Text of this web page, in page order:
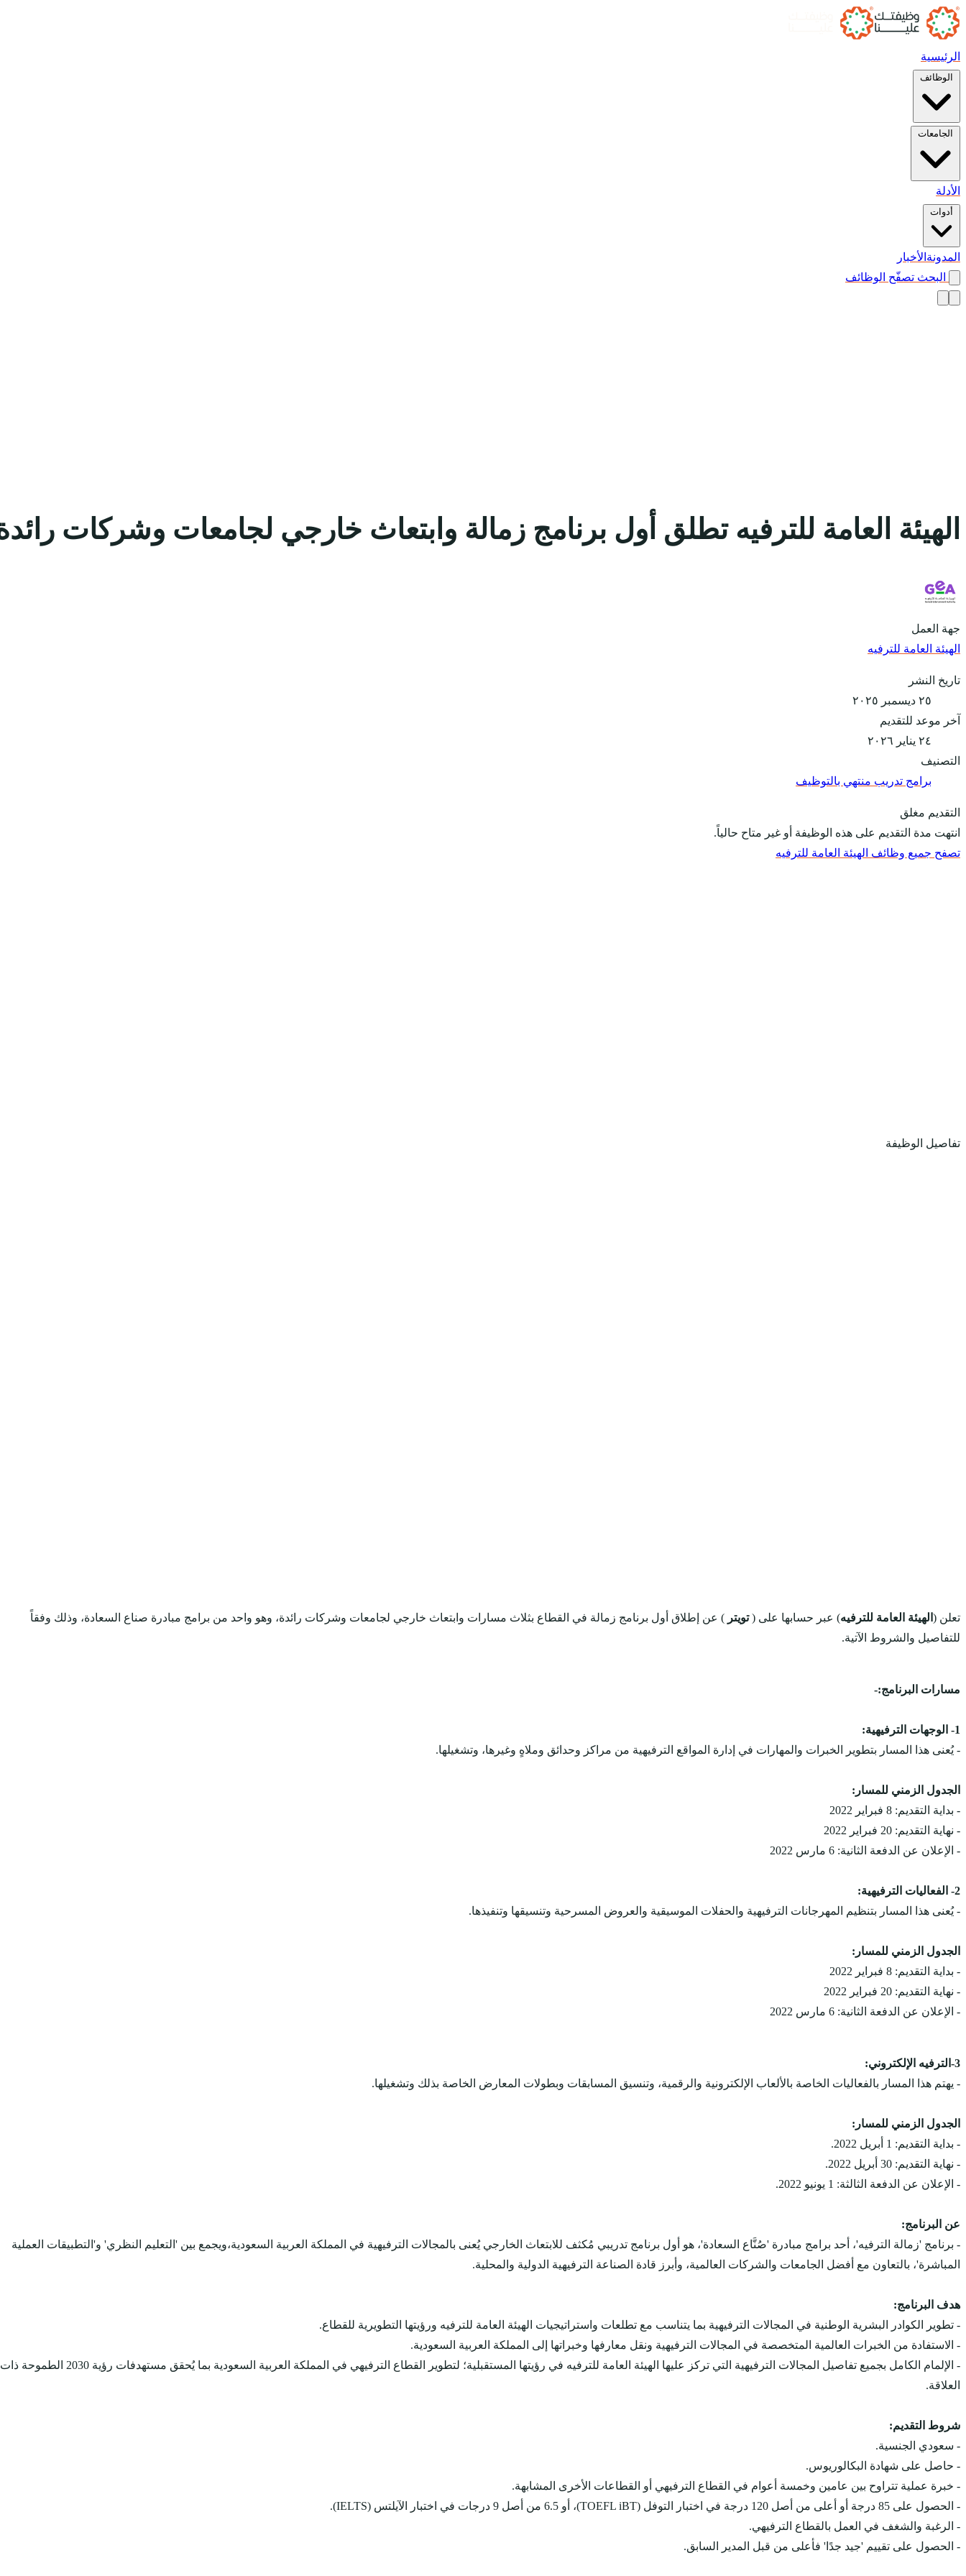
الرئيسية
الوظائف
الجامعات
الأدلة
أدوات
المدونة الأخبار
البحث تصفّح الوظائف
الهيئة العامة للترفيه تطلق أول برنامج زمالة وابتعاث خارجي لجامعات وشركات
جهة العمل
الهيئة العامة للترفيه
تاريخ النشر
٢٥ ديسمبر ٢٠٢٥
آخر موعد للتقديم
٢٤ يناير ٢٠٢٦
التصنيف
برامج تدريب منتهي بالتوظيف
التقديم مغلق
انتهت مدة التقديم على هذه الوظيفة أو غير متاح حالياً.
تصفح جميع وظائف الهيئة العامة للترفيه
تفاصيل الوظيفة
تعلن ( الهيئة العامة للترفيه) عبر حسابها على (تويتر ) عن إطلاق أول برنامج زمالة في القطاع بثلاث مسارات وابتعاث خارجي لجامعات وشركات رائدة، وهو واحد من برامج مبادرة صناع السعادة، وذلك وفقاً
للتفاصيل والشروط الآتية.
مسارات البرنامج:-
1- الوجهات الترفيهية:
- يُعنى هذا المسار بتطوير الخبرات والمهارات في إدارة المواقع الترفيهية من مراكز وحدائق وملاهٍ وغيرها، وتشغيلها.
الجدول الزمني للمسار:
- بداية التقديم: 8 فبراير 2022
- نهاية التقديم: 20 فبراير 2022
- الإعلان عن الدفعة الثانية: 6 مارس 2022
2- الفعاليات الترفيهية:
- يُعنى هذا المسار بتنظيم المهرجانات الترفيهية والحفلات الموسيقية والعروض المسرحية وتنسيقها وتنفيذها.
الجدول الزمني للمسار:
- بداية التقديم: 8 فبراير 2022
- نهاية التقديم: 20 فبراير 2022
- الإعلان عن الدفعة الثانية: 6 مارس 2022
3-الترفيه الإلكتروني:
- يهتم هذا المسار بالفعاليات الخاصة بالألعاب الإلكترونية والرقمية، وتنسيق المسابقات وبطولات المعارض الخاصة بذلك وتشغيلها.
الجدول الزمني للمسار:
- بداية التقديم: 1 أبريل 2022.
- نهاية التقديم: 30 أبريل 2022.
- الإعلان عن الدفعة الثالثة: 1 يونيو 2022.
عن البرنامج:
- برنامج 'زمالة الترفيه'، أحد برامج مبادرة 'صُنَّاع السعادة'، هو أول برنامج تدريبي مُكثف للابتعاث الخارجي يُعنى بالمجالات الترفيهية في المملكة العربية السعودية،ويجمع بين 'التعليم النظري' و'التطبيقات العملية
المباشرة'، بالتعاون مع أفضل الجامعات والشركات العالمية، وأبرز قادة الصناعة الترفيهية الدولية والمحلية.
هدف البرنامج:
- تطوير الكوادر البشرية الوطنية في المجالات الترفيهية بما يتناسب مع تطلعات واستراتيجيات الهيئة العامة للترفيه ورؤيتها التطويرية للقطاع.
- الاستفادة من الخبرات العالمية المتخصصة في المجالات الترفيهية ونقل معارفها وخبراتها إلى المملكة العربية السعودية.
- الإلمام الكامل بجميع تفاصيل المجالات الترفيهية التي تركز عليها الهيئة العامة للترفيه في رؤيتها المستقبلية؛ لتطوير القطاع الترفيهي في المملكة العربية السعودية بما يُحقق مستهدفات رؤية 2030 الطموحة ذات
العلاقة.
شروط التقديم:
- سعودي الجنسية.
- حاصل على شهادة البكالوريوس.
- خبرة عملية تتراوح بين عامين وخمسة أعوام في القطاع الترفيهي أو القطاعات الأخرى المشابهة.
- الحصول على 85 درجة أو أعلى من أصل 120 درجة في اختبار التوفل (TOEFL iBT)، أو 6.5 من أصل 9 درجات في اختبار الآيلتس (IELTS).
- الرغبة والشغف في العمل بالقطاع الترفيهي.
- الحصول على تقييم 'جيد جدًا' فأعلى من قبل المدير السابق.